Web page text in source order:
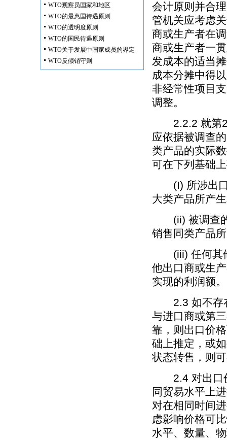
WTO观察员国家和地区
WTO的最惠国待遇原则
WTO的透明度原则
WTO的国民待遇原则
WTO关于发展中国家成员的界定
WTO反倾销守则
会计原则并合
管机关应考虑
商或生产者在
商或生产者一
发成本的适当
成本分摊中得
非经常性项目
调整。
2.2.2 就第2
应依据被调查
类产品的实际
可在下列基础
(I) 所涉出口
大类产品所产
(ii) 被调查的
销售同类产品
(iii) 任何其他
他出口商或生
实现的利润额。
2.3 如不存在
与进口商或第
靠，则出口价
础上推定，或
状态转售，则
2.4 对出口价
同贸易水平上
对在相同时间
虑影响价格可
水平、数量、